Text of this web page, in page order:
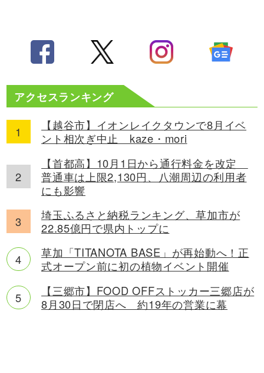
アクセスランキング
【越谷市】イオンレイクタウンで8月イベ
ント相次ぎ中止 kaze・mori
【首都高】10月1日から通行料金を改定
普通車は上限2,130円、八潮周辺の利用者
にも影響
埼玉ふるさと納税ランキング、草加市が
22.85億円で県内トップに
草加「TITANOTA BASE」が再始動へ！正
式オープン前に初の植物イベント開催
【三郷市】FOOD OFFストッカー三郷店が
8月30日で閉店へ 約19年の営業に幕